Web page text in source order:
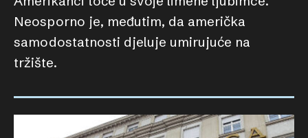
Neosporno je, međutim, da američka
samodostatnosti djeluje umirujuće na
tržište.